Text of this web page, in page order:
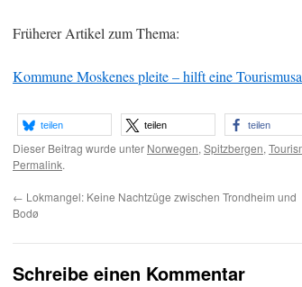
Früherer Artikel zum Thema:
Kommune Moskenes pleite – hilft eine
teilen teilen teilen
Dieser Beitrag wurde unter Norwegen, Spitzbergen,
Permalink.
← Lokmangel: Keine Nachtzüge zwischen Trondheim und
Bodø
Schreibe einen Kommentar